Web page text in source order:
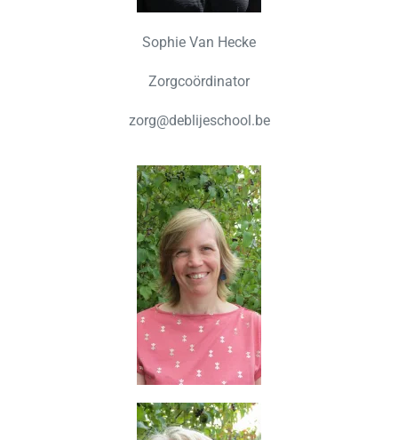
Sophie Van Hecke
Zorgcoördinator
zorg@deblijeschool.be